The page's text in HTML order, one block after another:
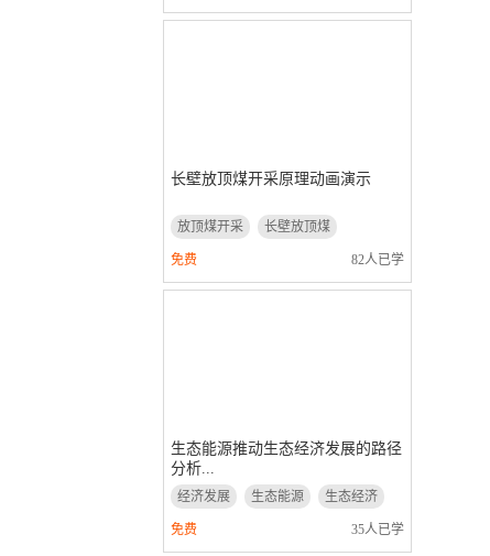
长壁放顶煤开采原理动画演示
放顶煤开采
长壁放顶煤
动画演示
免费 82人已学
生态能源推动生态经济发展的路径
分析...
经济发展 生态能源 生态经济
免费 35人已学